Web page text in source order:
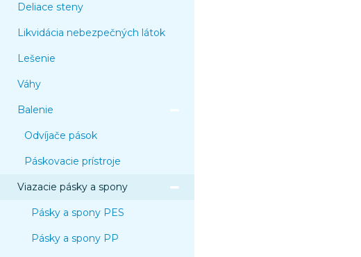
Deliace steny
Likvidácia nebezpečných látok
Lešenie
Váhy
Balenie
Odvíjače pások
Páskovacie prístroje
Viazacie pásky a spony
Pásky a spony PES
Pásky a spony PP